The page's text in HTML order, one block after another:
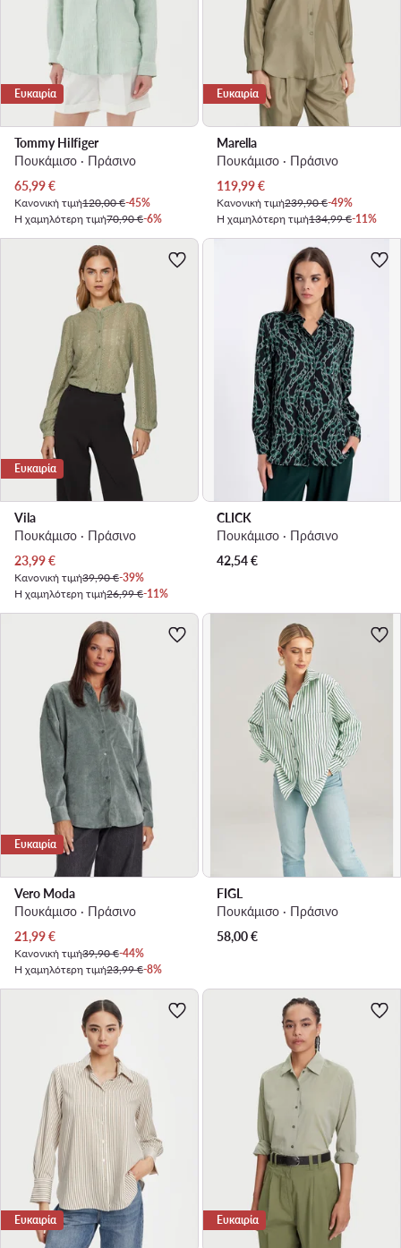
Ευκαιρία
Tommy Hilfiger
Πουκάμισο · Πράσινο
Τρέχουσα τιμή
65,99€
Κανονική τιμή120,00 €-45%
Η χαμηλότερη τιμή70,90 €-6%
Ευκαιρία
Marella
Πουκάμισο · Πράσινο
Τρέχουσα τιμή
119,99€
Κανονική τιμή239,90 €-49%
Η χαμηλότερη τιμή134,99 €-11%
Ευκαιρία
Vila
Πουκάμισο · Πράσινο
Τρέχουσα τιμή
23,99€
Κανονική τιμή39,90 €-39%
Η χαμηλότερη τιμή26,99 €-11%
CLICK
Πουκάμισο · Πράσινο
42,54€
Ευκαιρία
Vero Moda
Πουκάμισο · Πράσινο
Τρέχουσα τιμή
21,99€
Κανονική τιμή39,90 €-44%
Η χαμηλότερη τιμή23,99 €-8%
FIGL
Πουκάμισο · Πράσινο
58,00€
Ευκαιρία Ευκαιρία